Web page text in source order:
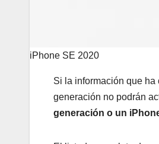
iPhone SE 2020
Si la información que
generación no podrán
generación o un